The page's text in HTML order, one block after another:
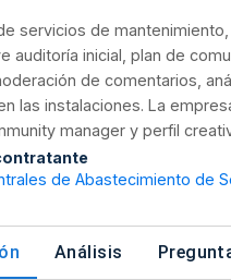
servicios de
auditoría inicial, plan de
de comentarios,
las instalaciones. La
manager y perfil
de Abastecimiento de
Análisis